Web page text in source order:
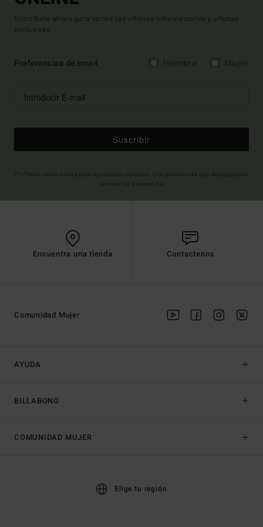
Suscríbete ahora para recibir las ultimas informaciones y ofertas
exclusivas.
Preferencias de email
Suscribir
Encuentra una tienda Contactenos
AYUDA
BILLABONG
Comunidad Mujer
COMUNIDAD MUJER
Elige tu región